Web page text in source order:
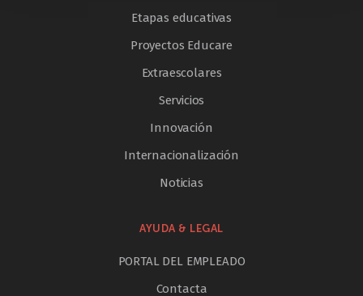
Etapas educativas
Proyectos Educare
Extraescolares
Servicios
Innovación
Internacionalización
Noticias
AYUDA & LEGAL
PORTAL DEL EMPLEADO
Contacta